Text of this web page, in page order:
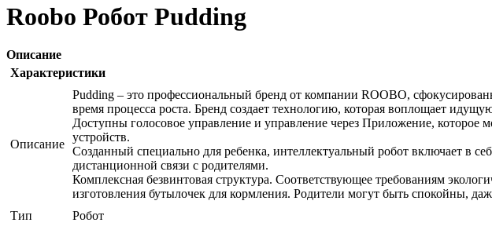
Roobo Робот Pudding
Описание
Характеристики
Описание
Pudding – это профессиональный бренд от компании ROOBO,
время процесса роста. Бренд создает технологию, которая воплощает
Доступны голосовое управление и управление через Приложение, которое
устройств.
Созданный специально для ребенка, интеллектуальный робот включает в
дистанционной связи с родителями.
Комплексная безвинтовая структура. Соответствующее требованиям
изготовления бутылочек для кормления. Родители могут быть спокойны,
Тип
Робот